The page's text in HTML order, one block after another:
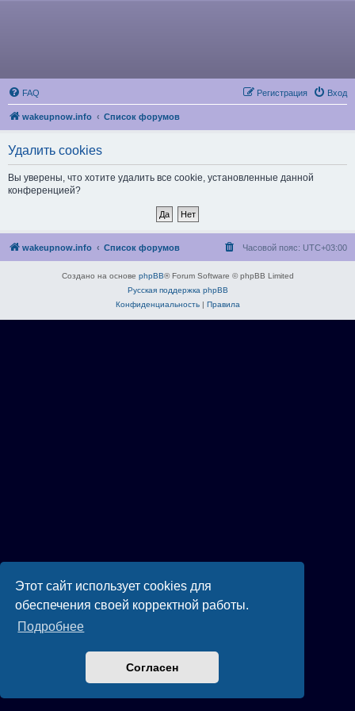
Этот сайт использует cookies для
обеспечения своей корректной работы.
Подробнее
Согласен
FAQ Вход
Регистрация
wakeupnow.info Список форумов
Удалить cookies
Вы уверены, что хотите удалить все cookie, установленные данной
конференцией?
wakeupnow.info Список форумов Часовой пояс: UTC+03:00
Создано на основе phpBB® Forum Software © phpBB Limited
Русская поддержка phpBB
Конфиденциальность| Правила